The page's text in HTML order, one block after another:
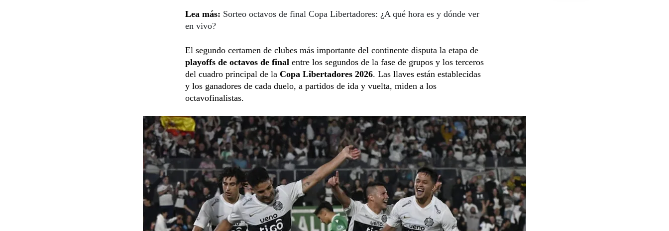
Lea más: Sorteo octavos de final Copa Libertadores: ¿A qué hora es y dónde ver
en vivo?
El segundo certamen de clubes más importante del continente disputa la etapa de
playoffs de octavos de final entre los segundos de la fase de grupos y los terceros
del cuadro principal de la Copa Libertadores 2026. Las llaves están establecidas
y los ganadores de cada duelo, a partidos de ida y vuelta, miden a los
octavofinalistas.